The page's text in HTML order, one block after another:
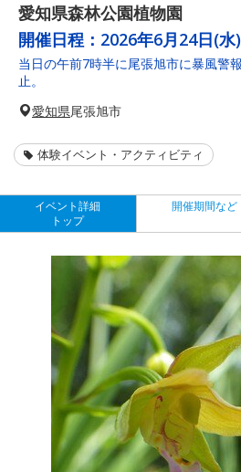
愛知県森林公園植物園
開催日程： 2026年6月24日(水)
当日の午前7時半に尾張旭市に暴風警
止。
愛知県尾張旭市
体験イベント・アクティビティ
イベント詳細
トップ
開催期間など